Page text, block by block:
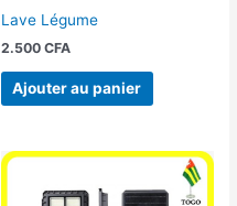
Lave Légume
2.500 CFA
Ajouter au panier